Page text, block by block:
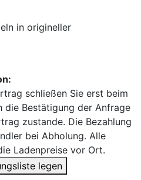
in origineller
schließen Sie erst beim
die Bestätigung der Anfrage
zustande. Die Bezahlung
bei Abholung. Alle
Ladenpreise vor Ort.
legen